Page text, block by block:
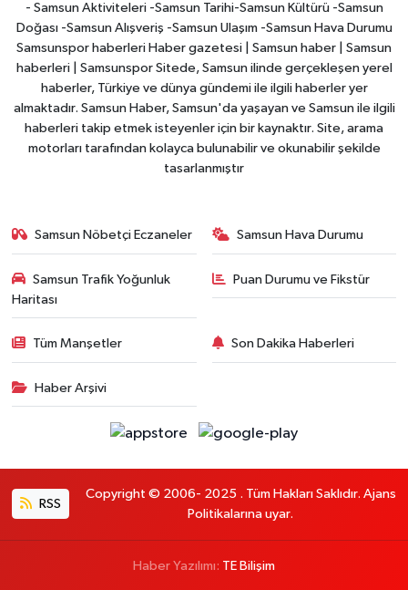
- Samsun Aktiviteleri -Samsun Tarihi-Samsun Kültürü -Samsun
Doğası -Samsun Alışveriş -Samsun Ulaşım -Samsun Hava Durumu
Samsunspor haberleri Haber gazetesi | Samsun haber | Samsun
haberleri | Samsunspor Sitede, Samsun ilinde gerçekleşen yerel
haberler, Türkiye ve dünya gündemi ile ilgili haberler yer
almaktadır. Samsun Haber, Samsun'da yaşayan ve Samsun ile ilgili
haberleri takip etmek isteyenler için bir kaynaktır. Site, arama
motorları tarafından kolayca bulunabilir ve okunabilir şekilde
tasarlanmıştır
Samsun Nöbetçi Eczaneler Samsun Hava Durumu
Samsun Trafik Yoğunluk
Haritası
Puan Durumu ve Fikstür
Tüm Manşetler Son Dakika Haberleri
Haber Arşivi
RSS
Copyright © 2006- 2025 . Tüm Hakları Saklıdır. Ajans
Politikalarına uyar.
Haber Yazılımı: TE Bilişim